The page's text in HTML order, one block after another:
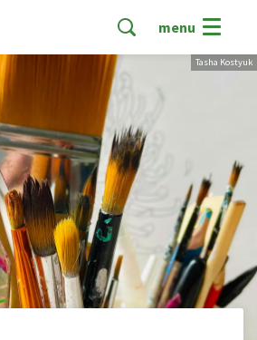
menu
Tasha Kostyuk